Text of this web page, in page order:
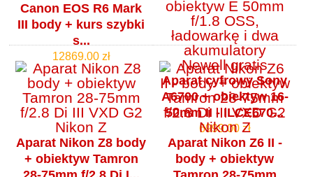
Canon EOS R6 Mark
III body + kurs szybki
s...
12869.00 zł
Aparat cyfrowy Sony
A6700 + obiektyw 16-
50mm II - ILCE670...
6999.00 zł
Aparat Nikon Z8 body
+ obiektyw Tamron
Aparat Nikon Z6 II -
body + obiektyw